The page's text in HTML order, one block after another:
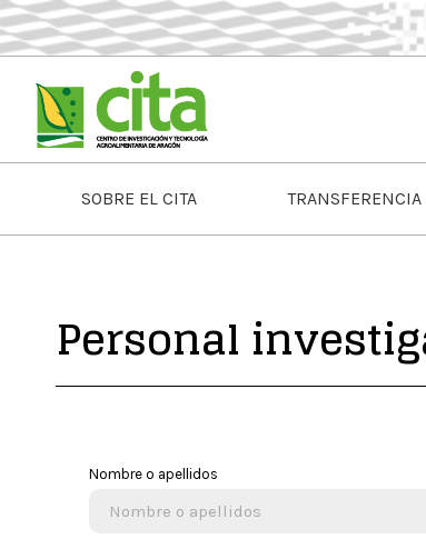
SOBRE EL CITA TRANSFERENCIA
Personal
Nombre o apellidos